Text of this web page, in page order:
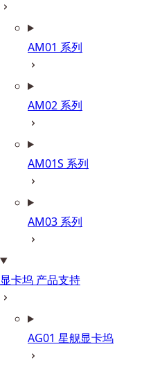
AM01 系列
AM02 系列
AM01S 系列
AM03 系列
显卡坞 产品支持
AG01 星舰显卡坞